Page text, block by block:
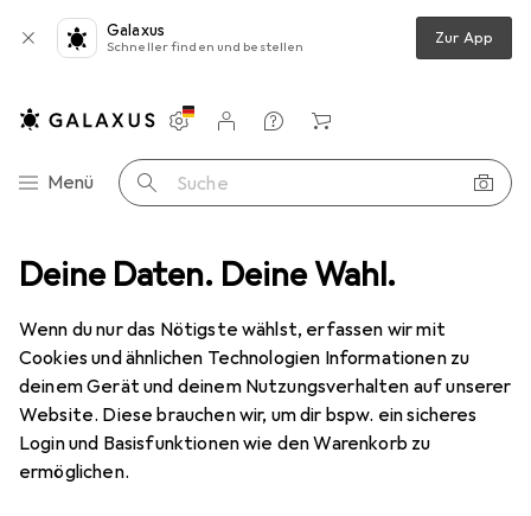
Deine Daten. Deine Wahl.
Wenn du nur das Nötigste wählst, erfassen wir mit
Cookies und ähnlichen Technologien Informationen zu
deinem Gerät und deinem Nutzungsverhalten auf unserer
Website. Diese brauchen wir, um dir bspw. ein sicheres
Login und Basisfunktionen wie den Warenkorb zu
ermöglichen.
Galaxus
Schneller finden und bestellen Zur App
Navigation nach Kategorien
Menü Suche
Einstellungen
Kundenkonto
Vergleichslisten
Merklisten
Warenkorb
Weidmüller Gerätemarkierung THM EL VIN 00 WS 30M
WeidmüllerGerätemarkierung THM
EL VIN 00 WS 30M
EUR
84,34